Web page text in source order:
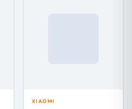
XIAOMI